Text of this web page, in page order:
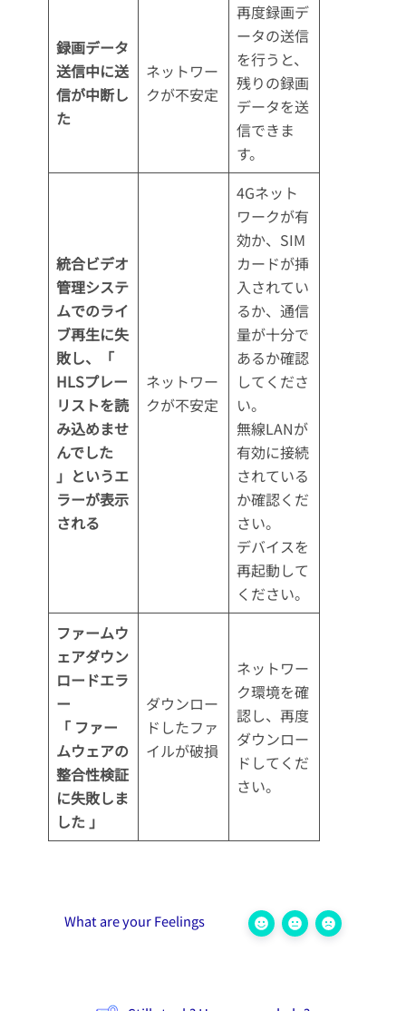
録画データ
送信中に送
信が中断し
た
ネットワー
クが不安定
再度録画デ
ータの送信
を行うと、
残りの録画
データを送
信できま
す。
統合ビデオ
管理システ
ムでのライ
ブ再生に失
敗し、「
HLSプレー
リストを読
み込めませ
んでした
」というエ
ラーが表示
される
ネットワー
クが不安定
4Gネット
ワークが有
効か、SIM
カードが挿
入されてい
るか、通信
量が十分で
あるか確認
してくださ
い。
無線LANが
有効に接続
されている
か確認くだ
さい。
デバイスを
再起動して
ください。
ファームウ
ェアダウン
ロードエラ
ー
「 ファー
ムウェアの
整合性検証
に失敗しま
した 」
ダウンロー
ドしたファ
イルが破損
ネットワー
ク環境を確
認し、再度
ダウンロー
ドしてくだ
さい。
What are your Feelings